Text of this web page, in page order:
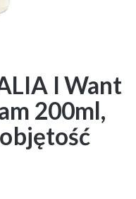
I Want
200ml,